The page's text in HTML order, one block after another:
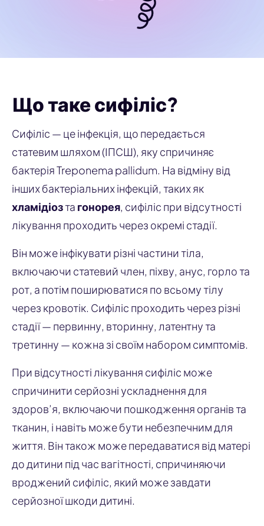
Що таке сифіліс?
Сифіліс — це інфекція, що передається
статевим шляхом (ІПСШ), яку спричиняє
бактеріяTreponema pallidum. На відміну від
інших бактеріальних інфекцій, таких як
хламідіозта гонорея, сифіліс при відсутності
лікування проходить через окремі стадії.
Він може інфікувати різні частини тіла,
включаючи статевий член, піхву, анус, горло та
рот, а потім поширюватися по всьому тілу
через кровотік. Сифіліс проходить через різні
стадії — первинну, вторинну, латентну та
третинну — кожна зі своїм набором симптомів.
При відсутності лікування сифіліс може
спричинити серйозні ускладнення для
здоров’я, включаючи пошкодження органів та
тканин, і навіть може бути небезпечним для
життя. Він також може передаватися від матері
до дитини під час вагітності, спричиняючи
вроджений сифіліс, який може завдати
серйозної шкоди дитині.